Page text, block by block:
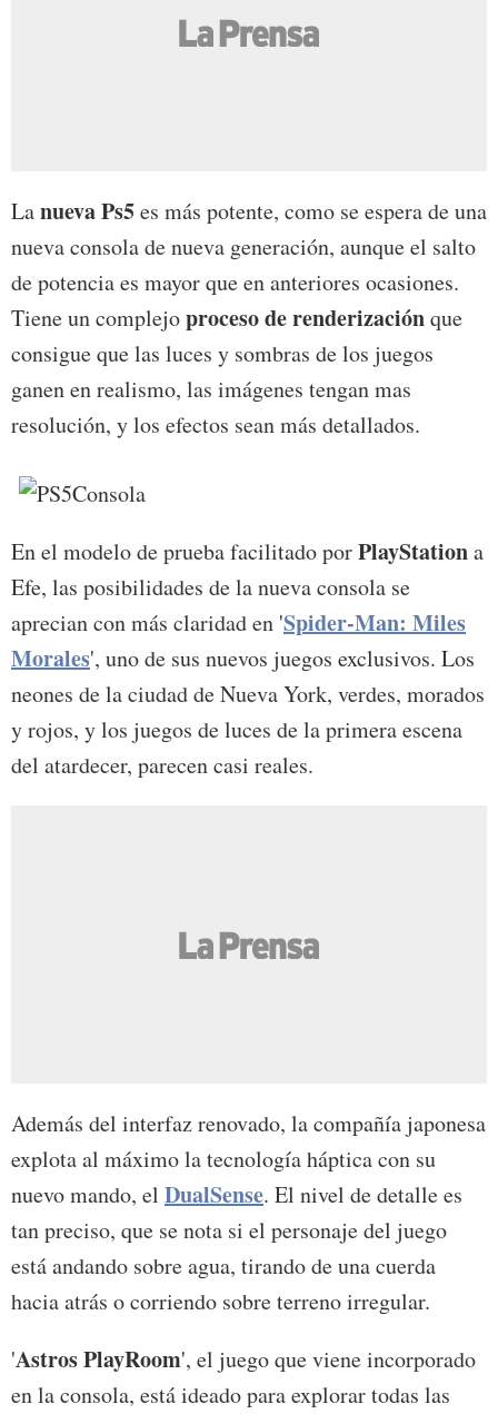
Lanueva Ps5es más potente, como se espera de una
nueva consola de nueva generación, aunque el salto
de potencia es mayor que en anteriores ocasiones.
Tiene un complejoproceso de renderizaciónque
consigue que las luces y sombras de los juegos
ganen en realismo, las imágenes tengan mas
resolución, y los efectos sean más detallados.
En el modelo de prueba facilitado porPlayStationa
Efe, las posibilidades de la nueva consola se
aprecian con más claridad en 'Spider-Man: Miles
Morales', uno de sus nuevos juegos exclusivos. Los
neones de la ciudad de Nueva York, verdes, morados
y rojos, y los juegos de luces de la primera escena
del atardecer, parecen casi reales.
Además del interfaz renovado, la compañía japonesa
explota al máximo la tecnología háptica con su
nuevo mando, el DualSense. El nivel de detalle es
tan preciso, que se nota si el personaje del juego
está andando sobre agua, tirando de una cuerda
hacia atrás o corriendo sobre terreno irregular.
'Astros PlayRoom', el juego que viene incorporado
en la consola, está ideado para explorar todas las